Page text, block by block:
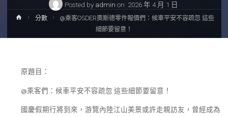
Posted by admin on 2026 年 4 月 1 日
Home分數
@乘客OSDER奧斯德零件報價們：候車平安不容疏忽 這些
細節要留意！
原題目：
@乘客們：候車平安不容疏忽 這些細節要留意！
國慶假期行將到來，游覽內陸江山美景或許走親訪友，曾經成為